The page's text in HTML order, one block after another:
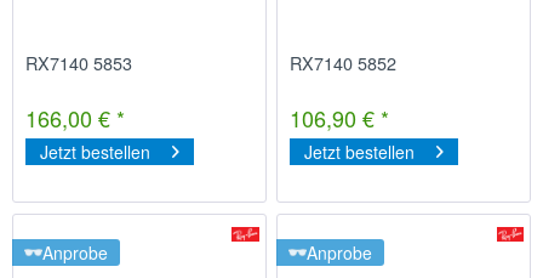
RX7140 5853
166,00 € *
Jetzt bestellen
RX7140 5852
106,90 € *
Jetzt bestellen
Anprobe Anprobe